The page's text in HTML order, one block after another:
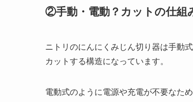
②手動・電動？カットの仕組
ニトリのにんにくみじん切り器は手動
カットする構造になっています。
電動式のように電源や充電が不要なた